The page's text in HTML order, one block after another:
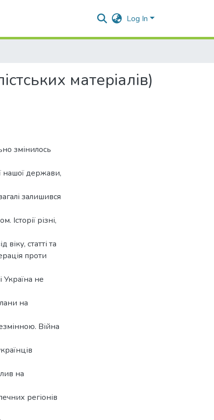
Log In
матеріалів)
змінилось
нашої держави,
залишився
різні,
статті та
проти
не
на
Війна
на
регіонів